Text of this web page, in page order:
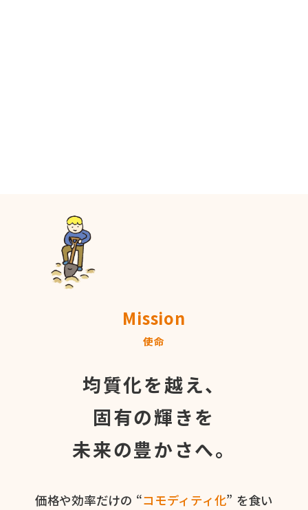
Mission
使命
均質化を越え、
固有の輝きを
未来の豊かさへ。
価格や​効率だけの​ “コモディティ化” を​食い​